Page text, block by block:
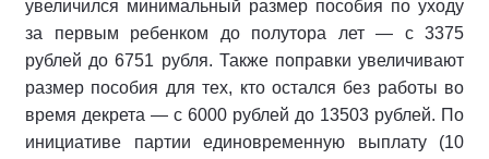
увеличился минимальный размер пособия по уходу
за первым ребенком до полутора лет — с 3375
рублей до 6751 рубля. Также поправки увеличивают
размер пособия для тех, кто остался без работы во
время декрета — с 6000 рублей до 13503 рублей. По
инициативе партии единовременную выплату (10